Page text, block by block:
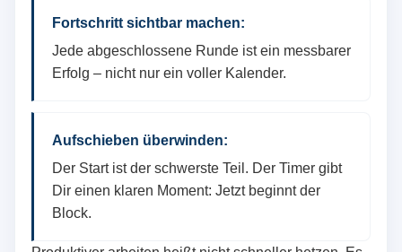
Fortschritt sichtbar machen:
Jede abgeschlossene Runde ist ein messbarer
Erfolg – nicht nur ein voller Kalender.
Aufschieben überwinden:
Der Start ist der schwerste Teil. Der Timer gibt
Dir einen klaren Moment: Jetzt beginnt der
Block.